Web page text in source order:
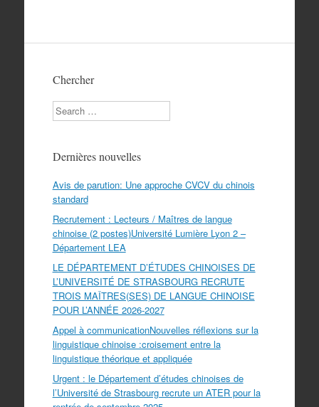
Chercher
Search
Dernières nouvelles
Avis de parution: Une approche CVCV du chinois
standard
Recrutement : Lecteurs / Maîtres de langue
chinoise (2 postes)Université Lumière Lyon 2 –
Département LEA
LE DÉPARTEMENT D’ÉTUDES CHINOISES DE
L’UNIVERSITÉ DE STRASBOURG RECRUTE
TROIS MAÎTRES(SES) DE LANGUE CHINOISE
POUR L’ANNÉE 2026-2027
Appel à communicationNouvelles réflexions sur la
linguistique chinoise :croisement entre la
linguistique théorique et appliquée
Urgent : le Département d’études chinoises de
l’Université de Strasbourg recrute un ATER pour la